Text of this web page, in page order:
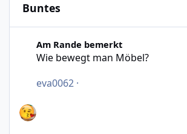
Buntes
Am Rande bemerkt
Wie bewegt man Möbel?
eva0062 ·